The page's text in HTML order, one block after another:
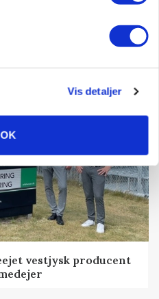
Vis detaljer
OK
vestjysk producent